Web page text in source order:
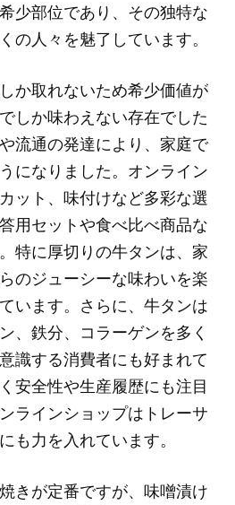
少部位であり、その独特な
の人々を魅了しています。
か取れないため希少価値が
しか味わえない存在でした
流通の発達により、家庭で
になりました。オンライン
ット、味付けなど多彩な選
用セットや食べ比べ商品な
特に厚切りの牛タンは、家
のジューシーな味わいを楽
います。さらに、牛タンは
、鉄分、コラーゲンを多く
識する消費者にも好まれて
安全性や生産履歴にも注目
ラインショップはトレーサ
も力を入れています。
きが定番ですが、味噌漬け